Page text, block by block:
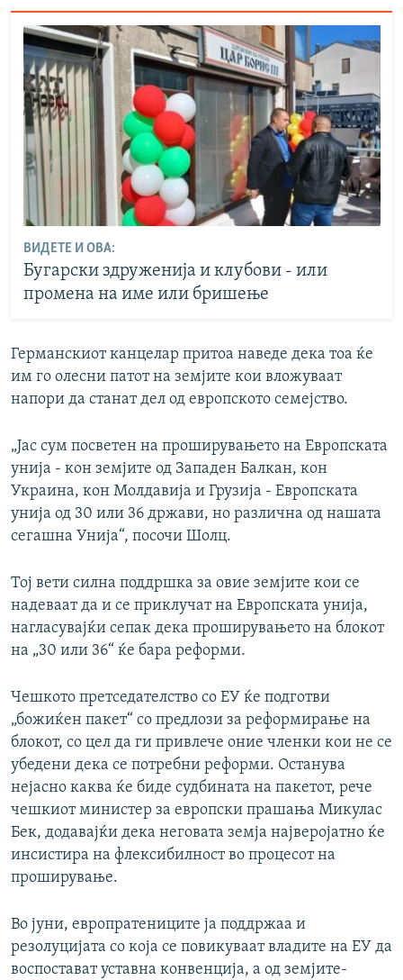
ВИДЕТЕ И ОВА:
Бугарски здруженија и клубови - или
промена на име или бришење
Германскиот канцелар притоа наведе дека тоа ќе
им го олесни патот на земјите кои вложуваат
напори да станат дел од европското семејство.
„Јас сум посветен на проширувањето на Европската
унија - кон земјите од Западен Балкан, кон
Украина, кон Молдавија и Грузија - Европската
унија од 30 или 36 држави, но различна од нашата
сегашна Унија“, посочи Шолц.
Тој вети силна поддршка за овие земјите кои се
надеваат да и се приклучат на Европската унија,
нагласувајќи сепак дека проширувањето на блокот
на „30 или 36“ ќе бара реформи.
Чешкото претседателство со ЕУ ќе подготви
„божиќен пакет“ со предлози за реформирање на
блокот, со цел да ги привлече оние членки кои не се
убедени дека се потребни реформи. Останува
нејасно каква ќе биде судбината на пакетот, рече
чешкиот министер за европски прашања Микулас
Бек, додавајќи дека неговата земја најверојатно ќе
инсистира на флексибилност во процесот на
проширување.
Во јуни, европратениците ја поддржаа и
резолуцијата со која се повикуваат владите на ЕУ да
воспостават уставна конвенција, а од земјите-